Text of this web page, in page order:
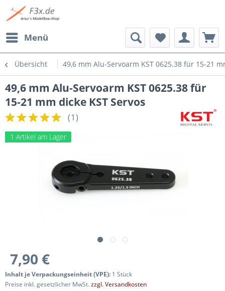
Menü
Übersicht 49,6 mm Alu-Servoarm KST 0625.38 für 15-21
49,6 mm Alu-Servoarm KST 0625.38 für
15-21 mm dicke KST Servos
(1)
1 Artikel am Lager
7,90 €
Inhalt je Verpackungseinheit (VPE): 1 Stück
Preise inkl. gesetzlicher MwSt.zzgl. Versandkosten